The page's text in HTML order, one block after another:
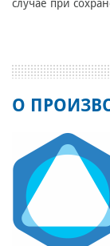
случае при
О